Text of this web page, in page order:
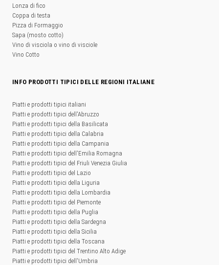
Lonza di fico
Coppa di testa
Pizza di Formaggio
Sapa (mosto cotto)
Vino di visciola o vino di visciole
Vino Cotto
INFO PRODOTTI TIPICI DELLE REGIONI ITALIANE
Piatti e prodotti tipici italiani
Piatti e prodotti tipici dell'Abruzzo
Piatti e prodotti tipici della Basilicata
Piatti e prodotti tipici della Calabria
Piatti e prodotti tipici della Campania
Piatti e prodotti tipici dell'Emilia Romagna
Piatti e prodotti tipici del Friuli Venezia Giulia
Piatti e prodotti tipici del Lazio
Piatti e prodotti tipici della Liguria
Piatti e prodotti tipici della Lombardia
Piatti e prodotti tipici del Piemonte
Piatti e prodotti tipici della Puglia
Piatti e prodotti tipici della Sardegna
Piatti e prodotti tipici della Sicilia
Piatti e prodotti tipici della Toscana
Piatti e prodotti tipici del Trentino Alto Adige
Piatti e prodotti tipici dell'Umbria